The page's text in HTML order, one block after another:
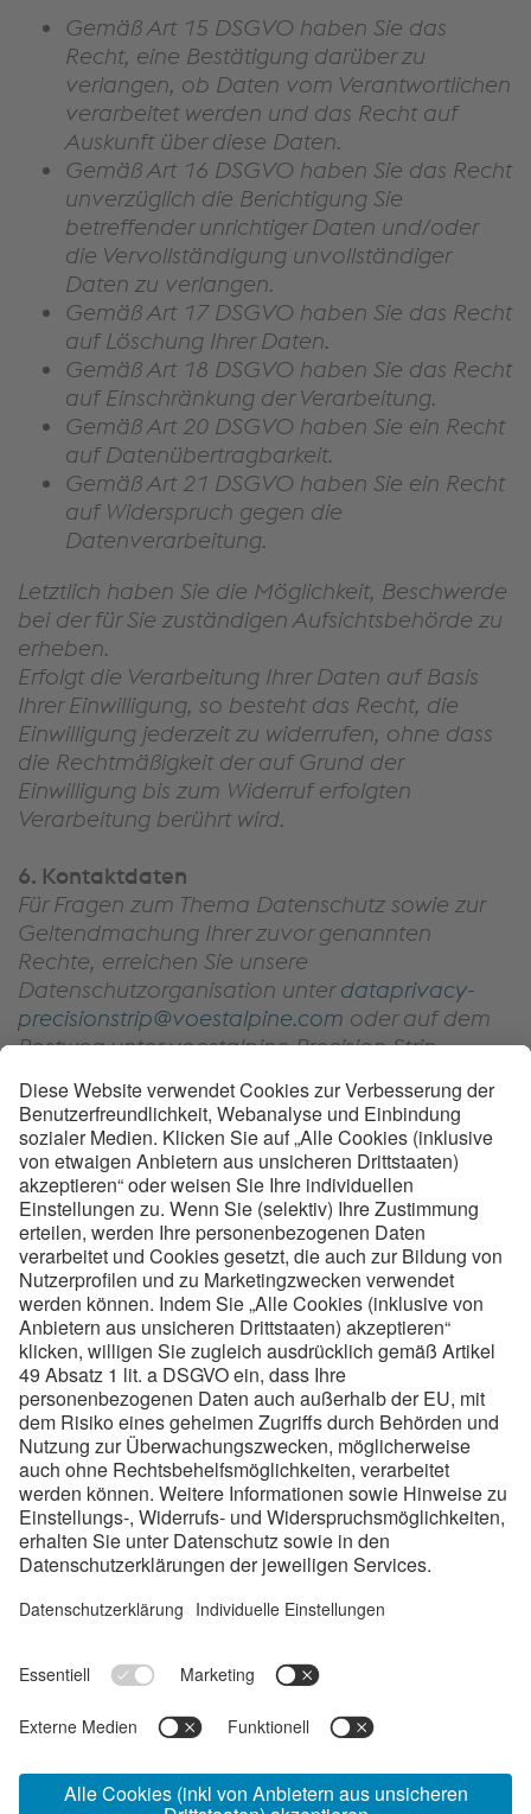
Gemäß Art 15 DSGVO haben Sie das
Recht, eine Bestätigung darüber zu
verlangen, ob Daten vom Verantwortlichen
verarbeitet werden und das Recht auf
Auskunft über diese Daten.
Gemäß Art 16 DSGVO haben Sie das Recht
unverzüglich die Berichtigung Sie
betreffender unrichtiger Daten und/oder
die Vervollständigung unvollständiger
Daten zu verlangen.
Gemäß Art 17 DSGVO haben Sie das Recht
auf Löschung Ihrer Daten.
Gemäß Art 18 DSGVO haben Sie das Recht
auf Einschränkung der Verarbeitung.
Gemäß Art 20 DSGVO haben Sie ein Recht
auf Datenübertragbarkeit.
Gemäß Art 21 DSGVO haben Sie ein Recht
auf Widerspruch gegen die
Datenverarbeitung.
Letztlich haben Sie die Möglichkeit, Beschwerde
bei der für Sie zuständigen Aufsichtsbehörde zu
erheben.
Erfolgt die Verarbeitung Ihrer Daten auf Basis
Ihrer Einwilligung, so besteht das Recht, die
Einwilligung jederzeit zu widerrufen, ohne dass
die Rechtmäßigkeit der auf Grund der
Einwilligung bis zum Widerruf erfolgten
Verarbeitung berührt wird.
6. Kontaktdaten
Für Fragen zum Thema Datenschutz sowie zur
Geltendmachung Ihrer zuvor genannten
Rechte, erreichen Sie unsere
Datenschutzorganisation unterdataprivacy-
precisionstrip@voestalpine.com oder auf dem
Postweg unter voestalpine Precision Strip
Böhlerwerk.
Diese Datenschutzerklärung wird von Zeit zu
Zeit angepasst.
Über Böhlerstrip
Böhlerstrip ist eine Registered Trade Mark der voestalpine
Precision Strip aus Österreich und verarbeitet
erstklassigen Bandstahl zu Werkzeugen für Schnitt- und
Stanzprozesse, die präzise auf jede Anwendung hin
entwickelt sind.
Direkt-Kontakt Vertrieb
Geschäftsbedingungen
Verhaltenskodex/Compliance